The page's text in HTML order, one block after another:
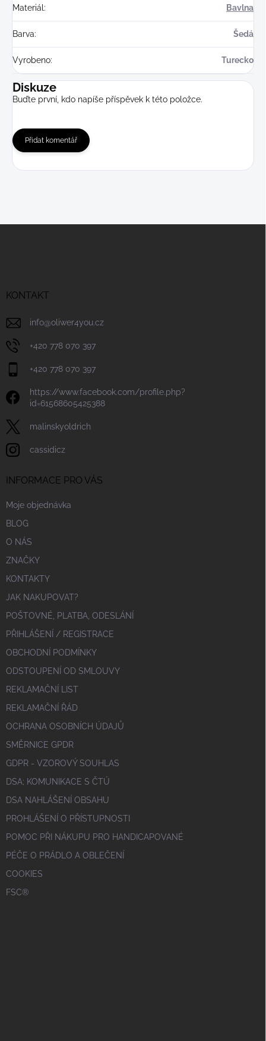
Materiál : Bavlna
Barva: Šedá
Vyrobeno: Turecko
Diskuze
Buďte první, kdo napíše příspěvek k této položce.
Přidat komentář
KONTAKT
info@oliwer4you.cz
+420 778 070 397
+420 778 070 397
https://www.facebook.com/profile.php?
id=61568605425388
malinskyoldrich
cassidicz
INFORMACE PRO VÁS
Moje objednávka
BLOG
O NÁS
ZNAČKY
KONTAKTY
JAK NAKUPOVAT?
POŠTOVNÉ, PLATBA, ODESLÁNÍ
PŘIHLÁŠENÍ / REGISTRACE
OBCHODNÍ PODMÍNKY
ODSTOUPENÍ OD SMLOUVY
REKLAMAČNÍ LIST
REKLAMAČNÍ ŘÁD
OCHRANA OSOBNÍCH ÚDAJŮ
SMĚRNICE GPDR
GDPR - VZOROVÝ SOUHLAS
DSA; KOMUNIKACE S ČTÚ
DSA NAHLÁŠENÍ OBSAHU
PROHLÁŠENÍ O PŘÍSTUPNOSTI
POMOC PŘI NÁKUPU PRO HANDICAPOVANÉ
PÉČE O PRÁDLO A OBLEČENÍ
COOKIES
FSC®